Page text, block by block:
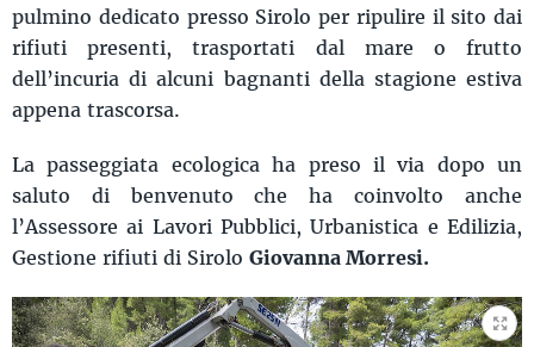
pulmino dedicato presso Sirolo per ripulire il sito dai
rifiuti presenti, trasportati dal mare o frutto
dell’incuria di alcuni bagnanti della stagione estiva
appena trascorsa.
La passeggiata ecologica ha preso il via dopo un
saluto di benvenuto che ha coinvolto anche
l’Assessore ai Lavori Pubblici, Urbanistica e Edilizia,
Gestione rifiuti di Sirolo Giovanna Morresi.